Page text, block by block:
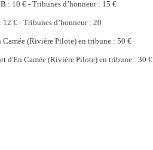
: 10 € - Tribunes d’honneur : 15 €
€ - Tribunes d’honneur : 20
Camée (Rivière Pilote) en tribune : 50 €
d'En Camée (Rivière Pilote) en tribune : 30 €